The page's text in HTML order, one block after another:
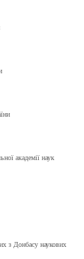
академії наук
з Донбасу наукових